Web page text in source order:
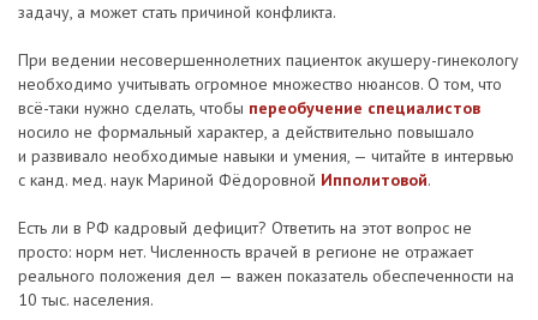
задачу, а может стать причиной конфликта.
При ведении несовершеннолетних пациенток акушеру-гинекологу
необходимо учитывать огромное множество нюансов. О том, что
всё-таки нужно сделать, чтобы переобучение специалистов
носило не формальный характер, а действительно повышало
и развивало необходимые навыки и умения, — читайте в интервью
с канд. мед. наук Мариной Фёдоровной Ипполитовой.
Есть ли в РФ кадровый дефицит? Ответить на этот вопрос не
просто: норм нет. Численность врачей в регионе не отражает
реального положения дел — важен показатель обеспеченности на
10 тыс. населения.